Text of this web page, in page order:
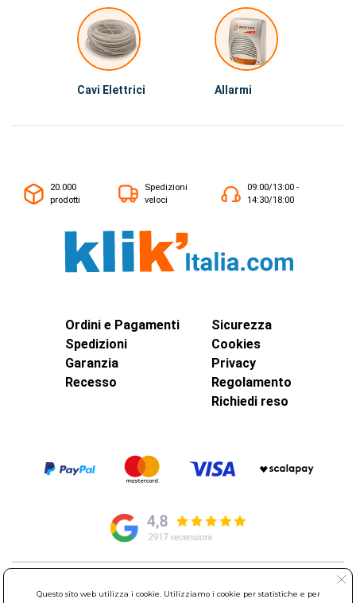
Cavi Elettrici Allarmi
20.000
prodotti
Spedizioni
veloci
09:00/13:00 -
14:30/18:00
Ordini e Pagamenti
Spedizioni
Garanzia
Recesso
Sicurezza
Cookies
Privacy
Regolamento
Richiedi reso
Questo sito web utilizza i cookie. Utilizziamo i cookie per statistiche e per